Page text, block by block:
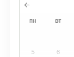
пн вт
5
6